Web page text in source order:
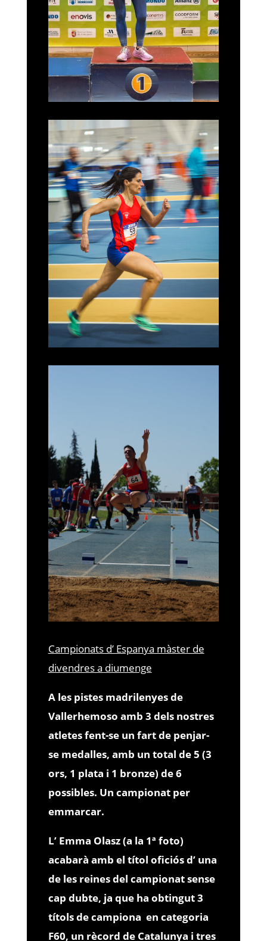
Campionats d’ Espanya màster de
divendres a diumenge
A les pistes madrilenyes de
Vallerhemoso amb 3 dels nostres
atletes fent-se un fart de penjar-
se medalles, amb un total de 5 (3
ors, 1 plata i 1 bronze) de 6
possibles. Un campionat per
emmarcar.
L’ Emma Olasz (a la 1ª foto)
acabarà amb el títol oficiós d’ una
de les reines del campionat sense
cap dubte, ja que ha obtingut 3
títols de campiona en categoria
F60, un rècord de Catalunya i tres